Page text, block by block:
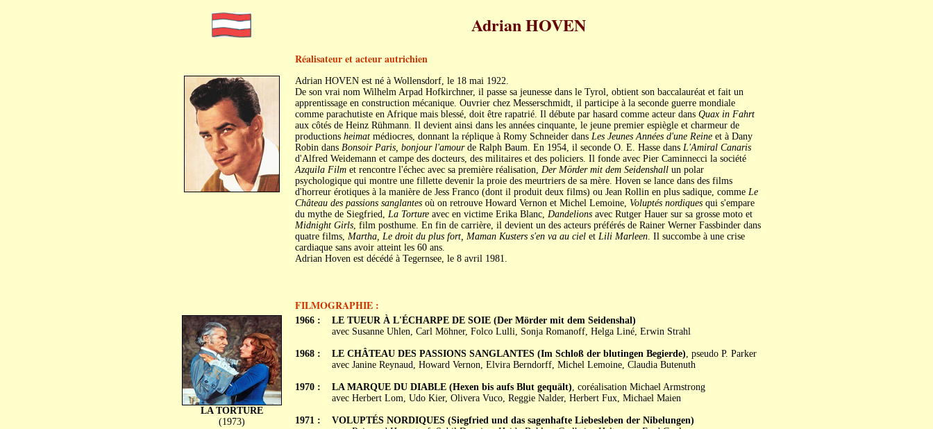
Adrian HOVEN
Réalisateur et acteur autrichien
Adrian HOVEN est né à Wollensdorf, le 18 mai 1922.
De son vrai nom Wilhelm Arpad Hofkirchner, il passe sa jeunesse dans le Tyrol, obtient son baccalauréat et fait un
apprentissage en construction mécanique. Ouvrier chez Messerschmidt, il participe à la seconde guerre mondiale
comme parachutiste en Afrique mais blessé, doit être rapatrié. Il débute par hasard comme acteur dans Quax in Fahrt
aux côtés de Heinz Rühmann. Il devient ainsi dans les années cinquante, le jeune premier espiègle et charmeur de
productions heimatmédiocres, donnant la réplique à Romy Schneider dans Les Jeunes Années d'une Reineet à Dany
Robin dans Bonsoir Paris, bonjour l'amourde Ralph Baum. En 1954, il seconde O. E. Hasse dans L'Amiral Canaris
d'Alfred Weidemann et campe des docteurs, des militaires et des policiers. Il fonde avec Pier Caminnecci la société
Azquila Filmet rencontre l'échec avec sa première réalisation, Der Mörder mit dem Seidenshallun polar
psychologique qui montre une fillette devenir la proie des meurtriers de sa mère. Hoven se lance dans des films
d'horreur érotiques à la manière de Jess Franco (dont il produit deux films) ou Jean Rollin en plus sadique, comme Le
Château des passions sanglantesoù on retrouve Howard Vernon et Michel Lemoine, Voluptés nordiquesqui s'empare
du mythe de Siegfried, La Tortureavec en victime Erika Blanc, Dandelionsavec Rutger Hauer sur sa grosse moto et
Midnight Girls, film posthume. En fin de carrière, il devient un des acteurs préférés de Rainer Werner Fassbinder dans
quatre films, Martha, Le droit du plus fort, Maman Kusters s'en va au cielet Lili Marleen. Il succombe à une crise
cardiaque sans avoir atteint les 60 ans.
Adrian Hoven est décédé à Tegernsee, le 8 avril 1981.
FILMOGRAPHIE :
LA TORTURE
(1973)
1966 :
1968 :
1970 :
1971 :
LE TUEUR À L'ÉCHARPE DE SOIE (Der Mörder mit dem Seidenshal)
avec Susanne Uhlen, Carl Möhner, Folco Lulli, Sonja Romanoff, Helga Liné, Erwin Strahl
LE CHÂTEAU DES PASSIONS SANGLANTES (Im Schloß der blutingen Begierde), pseudo P. Parker
avec Janine Reynaud, Howard Vernon, Elvira Berndorff, Michel Lemoine, Claudia Butenuth
LA MARQUE DU DIABLE (Hexen bis aufs Blut gequält), coréalisation Michael Armstrong
avec Herbert Lom, Udo Kier, Olivera Vuco, Reggie Nalder, Herbert Fux, Michael Maien
VOLUPTÉS NORDIQUES (Siegfried und das sagenhafte Liebesleben der Nibelungen)